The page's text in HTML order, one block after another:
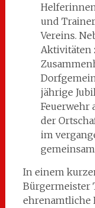
und
Vereins.
Aktivitäten
jährige
Feuerwehr
der
im
In einem
Bürgermeister
ehrenamtliche